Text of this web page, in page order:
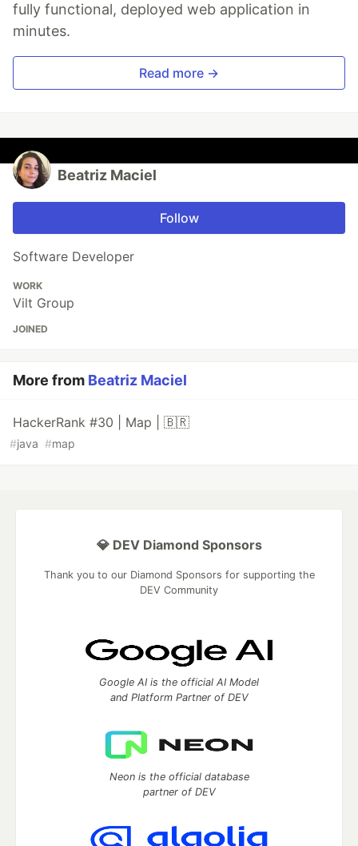
fully functional, deployed web application in
minutes.
Read more →
Beatriz Maciel
Follow
Software Developer
WORK
Vilt Group
JOINED
More from Beatriz Maciel
HackerRank #30 | Map | 🇧🇷
#java #map
💎 DEV Diamond Sponsors
Thank you to our Diamond Sponsors for supporting the
DEV Community
Google AI is the official AI Model
and Platform Partner of DEV
Neon is the official database
partner of DEV